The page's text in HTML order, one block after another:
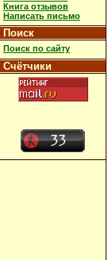
Книга отзывов
Написать письмо
Поиск
Поиск по сайту
Счётчики